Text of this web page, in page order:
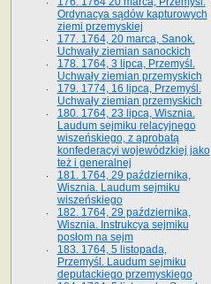
Ordynacya sądów kapturowych
ziemi przemyskiej
177. 1764, 20 marca, Sanok.
Uchwały ziemian sanockich
178. 1764, 3 lipca, Przemyśl.
Uchwały ziemian przemyskich
179. 1774, 16 lipca, Przemyśl.
Uchwały ziemian przemyskich
180. 1764, 23 lipca, Wisznia.
Laudum sejmiku relacyjnego
wiszeńskiego, z aprobatą
konfederacyi wojewódzkiej jako
też i generalnej
181. 1764, 29 października,
Wisznia. Laudum sejmiku
wiszeńskiego
182. 1764, 29 października,
Wisznia. Instrukcya sejmiku
posłom na sejm
183. 1764, 5 listopada,
Przemyśl. Laudum sejmiku
deputackiego przemyskiego